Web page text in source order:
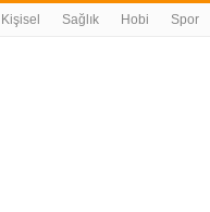
Kişisel Sağlık Hobi Spor